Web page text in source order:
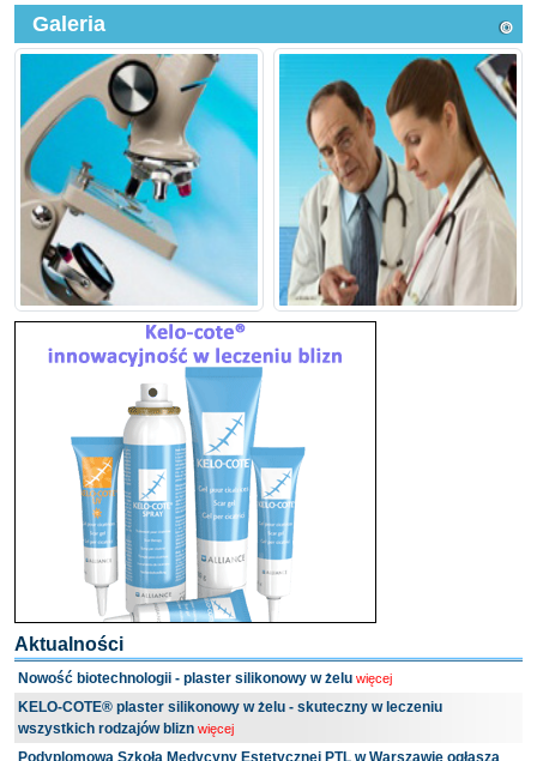
Galeria
Aktualności
Nowość biotechnologii - plaster silikonowy w żelu więcej
KELO-COTE® plaster silikonowy w żelu - skuteczny w leczeniu
wszystkich rodzajów blizn więcej
Podyplomowa Szkoła Medycyny Estetycznej PTL w Warszawie ogłasza